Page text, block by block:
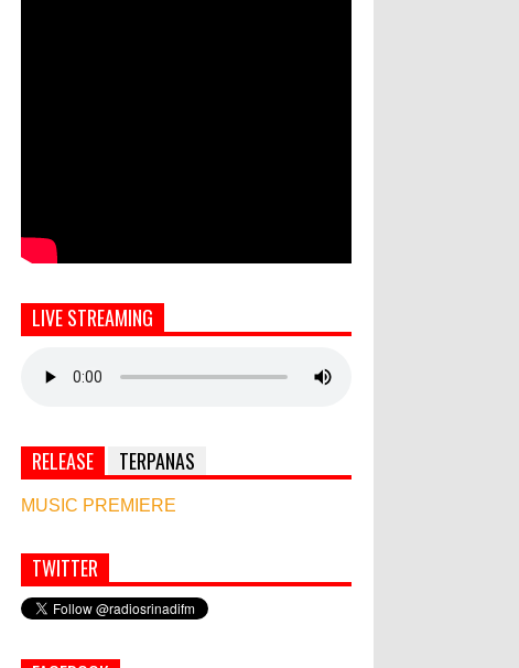
LIVE STREAMING
RELEASE TERPANAS
MUSIC PREMIERE
Simbol Persahabatan, RI Bangun Islamic Centre
di Afghanistan
TWITTER